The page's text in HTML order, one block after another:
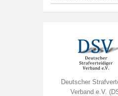
Deutscher
Verband e.V.